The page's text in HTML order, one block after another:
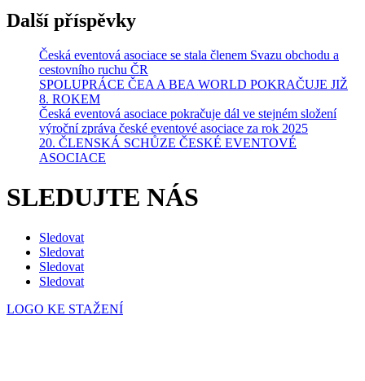
Další příspěvky
Česká eventová asociace se stala členem Svazu obchodu a
cestovního ruchu ČR
SPOLUPRÁCE ČEA A BEA WORLD POKRAČUJE JIŽ
8. ROKEM
Česká eventová asociace pokračuje dál ve stejném složení
výroční zpráva české eventové asociace za rok 2025
20. ČLENSKÁ SCHŮZE ČESKÉ EVENTOVÉ
ASOCIACE
SLEDUJTE NÁS
Sledovat
Sledovat
Sledovat
Sledovat
LOGO KE STAŽENÍ